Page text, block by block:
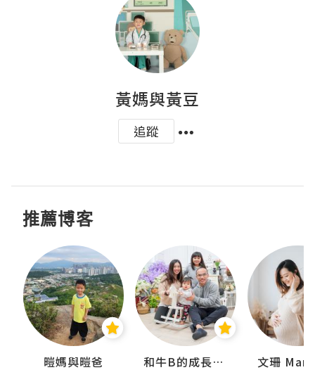
黃媽與黃豆
追蹤
推薦博客
暟媽與暟爸 和牛B的成長日記 文珊